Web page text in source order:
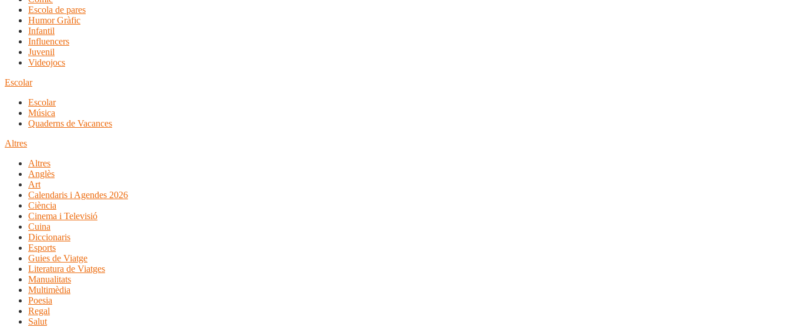
Escola de pares
Humor Gràfic
Infantil
Influencers
Juvenil
Videojocs
Escolar
Escolar
Música
Quaderns de Vacances
Altres
Altres
Anglès
Art
Calendaris i Agendes 2026
Ciència
Cinema i Televisió
Cuina
Diccionaris
Esports
Guies de Viatge
Literatura de Viatges
Manualitats
Multimèdia
Poesia
Regal
Salut